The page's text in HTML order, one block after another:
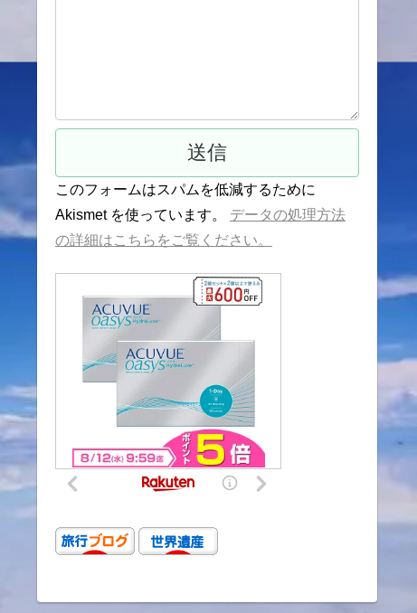
このフォームはスパムを低減するために
Akismet を使っています。 データの処理方法
の詳細はこちらをご覧ください。